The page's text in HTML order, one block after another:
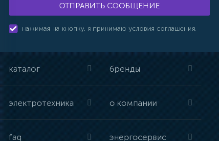
ОТПРАВИТЬ СООБЩЕНИЕ
нажимая на кнопку, я принимаю условия соглашения.
каталог бренды
электротехника о компании
faq энергосервис